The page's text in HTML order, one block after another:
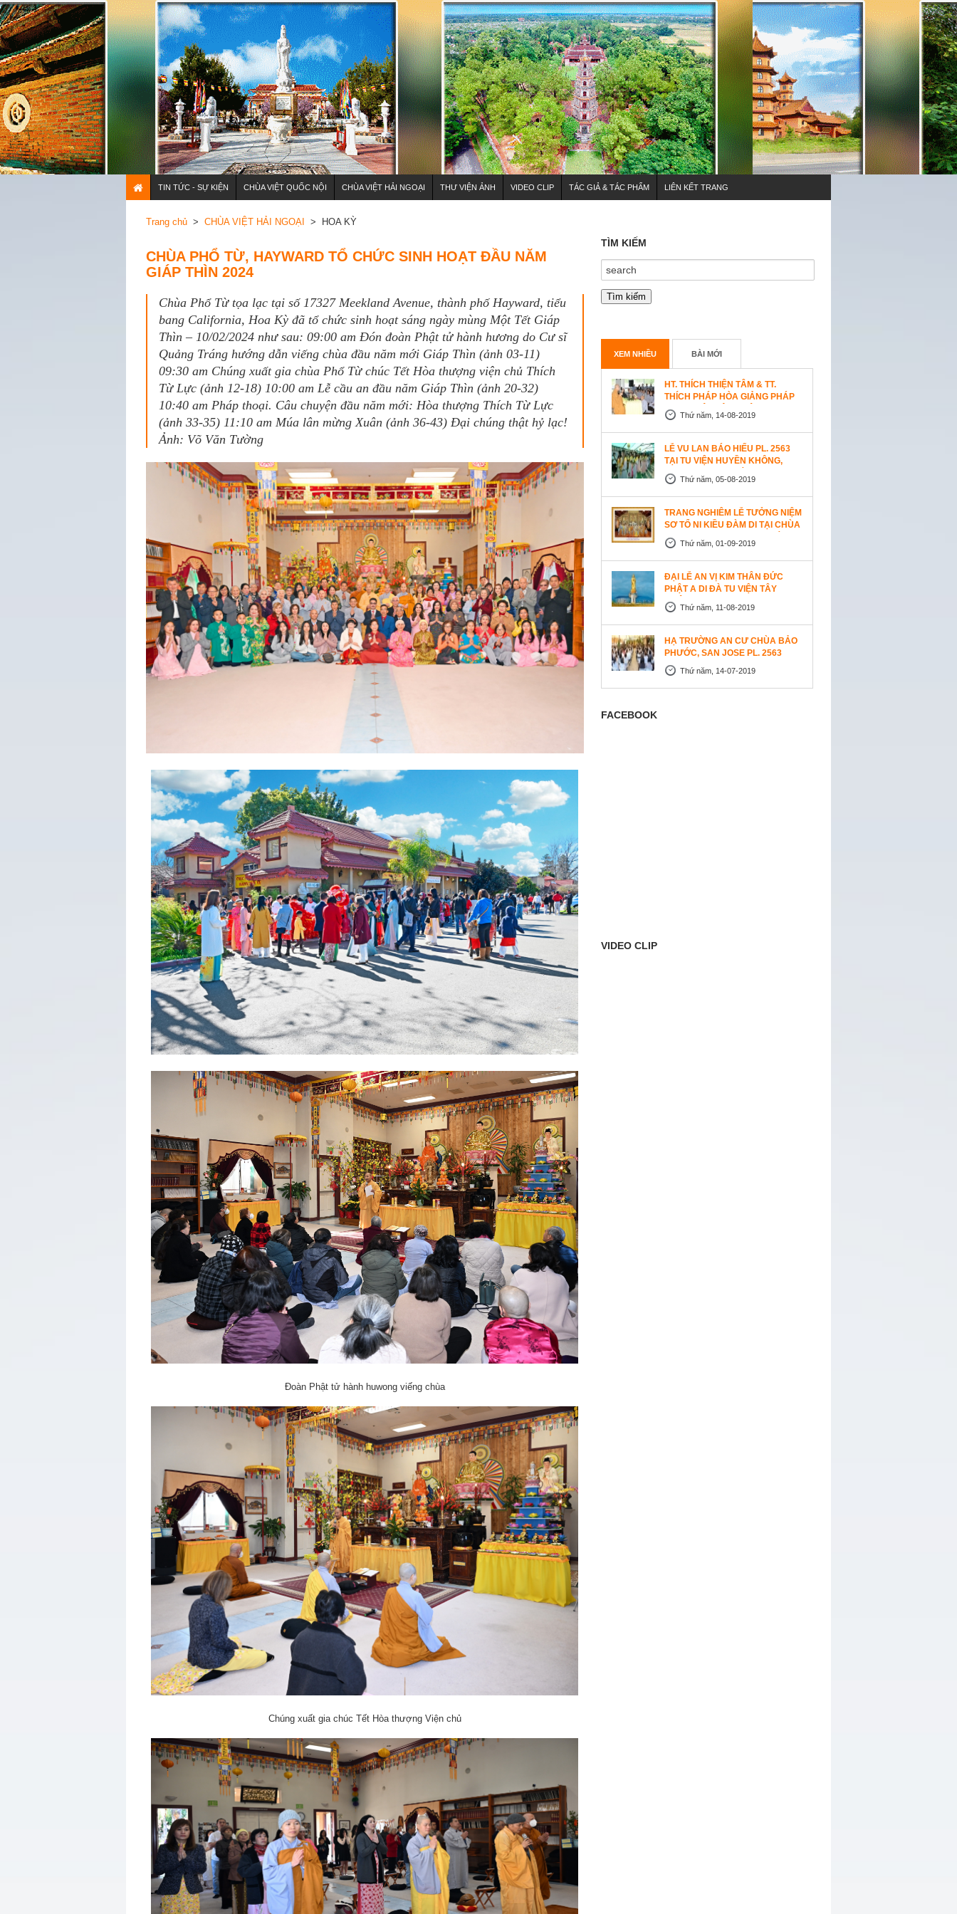
TIN TỨC - SỰ KIỆN CHÙA VIỆT QUỐC NỘI CHÙA VIỆT HẢI NGOẠI THƯ VIỆN ẢNH VIDEO CLIP TÁC GIẢ & TÁC PHẨM LIÊN KẾT TRANG
Trang chủ> CHÙA VIỆT HẢI NGOẠI > HOA KỲ
CHÙA PHỔ TỪ, HAYWARD TỔ CHỨC SINH HOẠT ĐẦU NĂM
GIÁP THÌN 2024
Chùa Phổ Từ tọa lạc tại số 17327 Meekland Avenue, thành phố Hayward, tiểu
bang California, Hoa Kỳ đã tổ chức sinh hoạt sáng ngày mùng Một Tết Giáp
Thìn – 10/02/2024 như sau: 09:00 am Đón đoàn Phật tử hành hương do Cư sĩ
Quảng Tráng hướng dẫn viếng chùa đầu năm mới Giáp Thìn (ảnh 03-11)
09:30 am Chúng xuất gia chùa Phổ Từ chúc Tết Hòa thượng viện chủ Thích
Từ Lực (ảnh 12-18) 10:00 am Lễ cầu an đầu năm Giáp Thìn (ảnh 20-32)
10:40 am Pháp thoại. Câu chuyện đầu năm mới: Hòa thượng Thích Từ Lực
(ảnh 33-35) 11:10 am Múa lân mừng Xuân (ảnh 36-43) Đại chúng thật hỷ lạc!
Ảnh: Võ Văn Tường
Đoàn Phật tử hành huwong viếng chùa
Chúng xuất gia chúc Tết Hòa thượng Viện chủ
TÌM KIẾM
XEM NHIỀU BÀI MỚI
HT. THÍCH THIỆN TÂM & TT.
THÍCH PHÁP HÒA GIẢNG PHÁP
TẠI TU VIỆN TÂY THIÊN
WESTLOCK, CANADA
Thứ năm, 14-08-2019
LỄ VU LAN BÁO HIẾU PL. 2563
TẠI TU VIỆN HUYỀN KHÔNG,
SAN JOSE (HOA KỲ)
Thứ năm, 05-08-2019
TRANG NGHIÊM LỄ TƯỞNG NIỆM
SƠ TỔ NI KIỀU ĐÀM DI TẠI CHÙA
AN LẠC, SAN JOSE, HOA KỲ
Thứ năm, 01-09-2019
ĐẠI LỄ AN VỊ KIM THÂN ĐỨC
PHẬT A DI ĐÀ TU VIỆN TÂY
THIÊN, CANADA
Thứ năm, 11-08-2019
HẠ TRƯỜNG AN CƯ CHÙA BẢO
PHƯỚC, SAN JOSE PL. 2563
Thứ năm, 14-07-2019
FACEBOOK
VIDEO CLIP